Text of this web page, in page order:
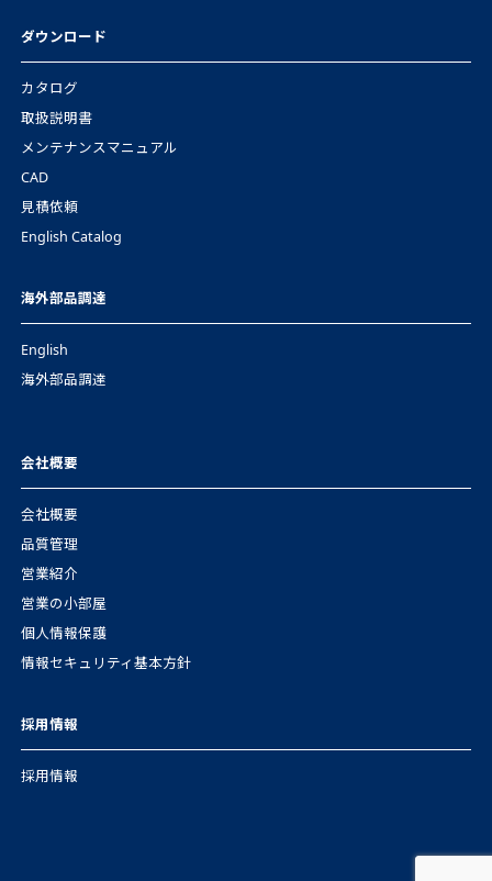
ダウンロード
カタログ
取扱説明書
メンテナンスマニュアル
CAD
見積依頼
English Catalog
海外部品調達
English
海外部品調達
会社概要
会社概要
品質管理
営業紹介
営業の小部屋
個人情報保護
情報セキュリティ基本方針
採用情報
採用情報